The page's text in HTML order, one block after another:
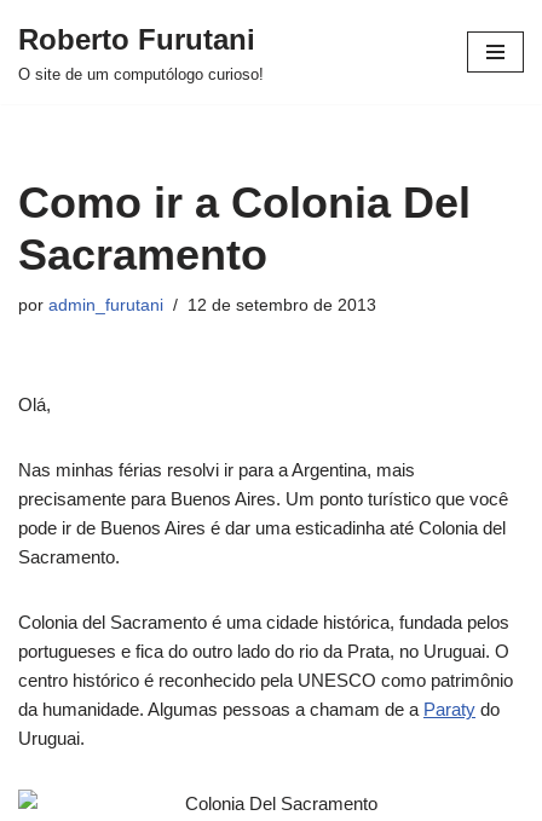
Pular
Roberto Furutani
O site de um computólogo curioso!
Como ir a Colonia Del
Sacramento
por admin_furutani 12 de setembro de 2013
Olá,
Nas minhas férias resolvi ir para a Argentina, mais
precisamente para Buenos Aires. Um ponto turístico que você
pode ir de Buenos Aires é dar uma esticadinha até Colonia del
Sacramento.
Colonia del Sacramento é uma cidade histórica, fundada pelos
portugueses e fica do outro lado do rio da Prata, no Uruguai. O
centro histórico é reconhecido pela UNESCO como patrimônio
da humanidade. Algumas pessoas a chamam de a Paraty do
Uruguai.